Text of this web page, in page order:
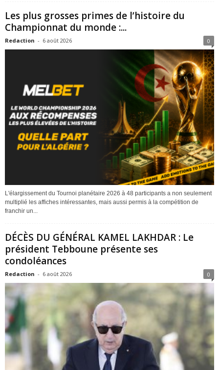
Les plus grosses primes de l’histoire du
Championnat du monde :...
Redaction - 6 août 2026 0
L'élargissement du Tournoi planétaire 2026 à 48 participants a non seulement
multiplié les affiches intéressantes, mais aussi permis à la compétition de
franchir un...
DÉCÈS DU GÉNÉRAL KAMEL LAKHDAR : Le
président Tebboune présente ses
condoléances
Redaction - 6 août 2026 0